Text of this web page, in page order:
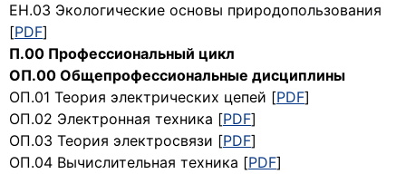
ЕН.03 Экологические основы природопользования
[PDF]
П.00 Профессиональный цикл
ОП.00 Общепрофессиональные дисциплины
ОП.01 Теория электрических цепей [PDF]
ОП.02 Электронная техника [PDF]
ОП.03 Теория электросвязи [PDF]
ОП.04 Вычислительная техника [PDF]